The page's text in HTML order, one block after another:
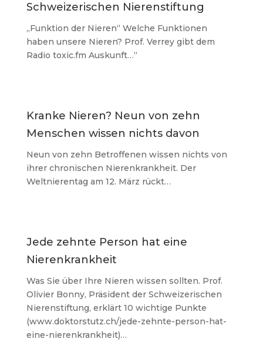
Schweizerischen Nierenstiftung
„Funktion der Nieren“ Welche Funktionen
haben unsere Nieren? Prof. Verrey gibt dem
Radio toxic.fm Auskunft…“
Kranke Nieren? Neun von zehn
Menschen wissen nichts davon
Neun von zehn Betroffenen wissen nichts von
ihrer chronischen Nierenkrankheit. Der
Weltnierentag am 12. März rückt…
Jede zehnte Person hat eine
Nierenkrankheit
Was Sie über Ihre Nieren wissen sollten. Prof.
Olivier Bonny, Präsident der Schweizerischen
Nierenstiftung, erklärt 10 wichtige Punkte
(www.doktorstutz.ch/jede-zehnte-person-hat-
eine-nierenkrankheit)…